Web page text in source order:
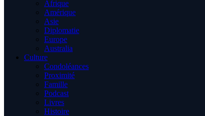
Afrique
Amérique
Asie
Diplomatie
Europe
Australia
Culture
Condoléances
Proximité
Famille
Podcast
Livres
Histoire